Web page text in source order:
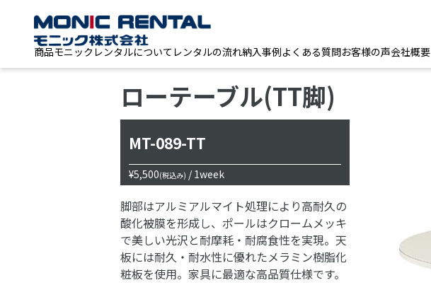
商品モニックレンタルについて レンタルの流れ納入事例よくある質問お客様の声会社概要
ローテーブル(TT脚)
MT-089-TT
¥5,500(税込み) / 1week
脚部はアルミアルマイト処理により高耐久の
酸化被膜を形成し、ポールはクロームメッキ
で美しい光沢と耐摩耗・耐腐食性を実現。天
板には耐久・耐水性に優れたメラミン樹脂化
粧板を使用。家具に最適な高品質仕様です。